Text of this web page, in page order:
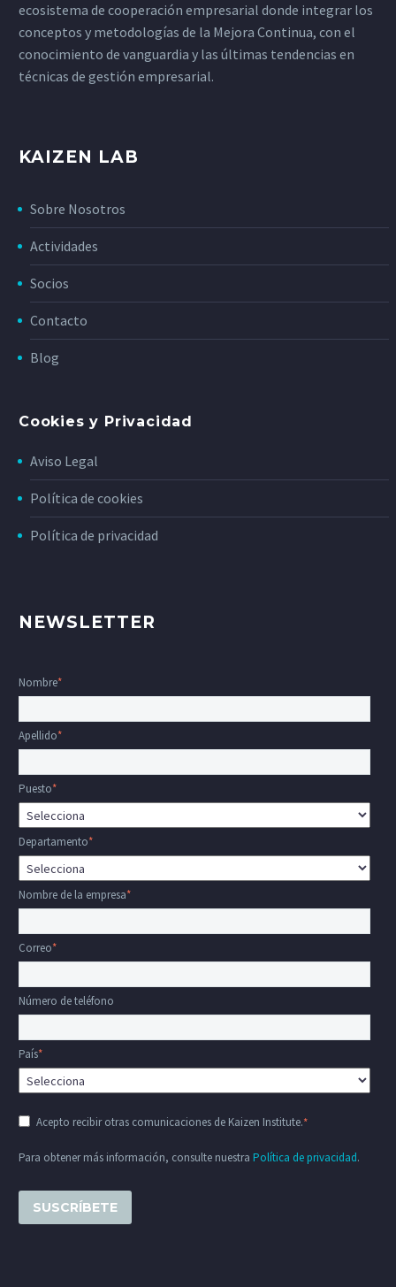
ecosistema de cooperación empresarial donde integrar los
conceptos y metodologías de la Mejora Continua, con el
conocimiento de vanguardia y las últimas tendencias en
técnicas de gestión empresarial.
KAIZEN LAB
Sobre Nosotros
Actividades
Socios
Contacto
Blog
Cookies y Privacidad
Aviso Legal
Política de cookies
Política de privacidad
NEWSLETTER
Nombre*
Apellido*
Puesto*
Departamento*
Nombre de la empresa*
Correo*
Número de teléfono
País*
Acepto recibir otras comunicaciones de Kaizen Institute.*
Para obtener más información, consulte nuestra Política de privacidad.